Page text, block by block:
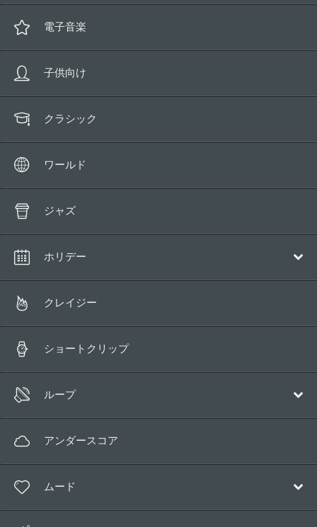
魔法
サスペンス／ホラー
電子音楽
子供向け
クラシック
ワールド
ジャズ
ホリデー
クレイジー
ショートクリップ
ループ
電子音楽
アンビエント
アンダースコア
ムード